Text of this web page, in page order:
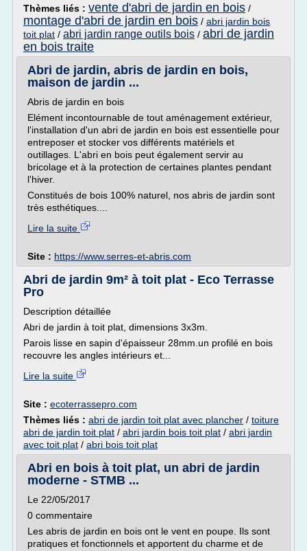
Thèmes liés : vente d'abri de jardin en bois /
montage d'abri de jardin en bois / abri jardin bois
toit plat / abri jardin range outils bois / abri de jardin
en bois traite
Abri de jardin, abris de jardin en bois,
maison de jardin ...
Abris de jardin en bois
Elément incontournable de tout aménagement extérieur,
l'installation d'un abri de jardin en bois est essentielle pour
entreposer et stocker vos différents matériels et
outillages. L'abri en bois peut également servir au
bricolage et à la protection de certaines plantes pendant
l'hiver.
Constitués de bois 100% naturel, nos abris de jardin sont
très esthétiques....
Lire la suite
Site : https://www.serres-et-abris.com
Abri de jardin 9m² à toit plat - Eco Terrasse
Pro
Description détaillée
Abri de jardin à toit plat, dimensions 3x3m.
Parois lisse en sapin d'épaisseur 28mm.un profilé en bois
recouvre les angles intérieurs et...
Lire la suite
Site : ecoterrassepro.com
Thèmes liés : abri de jardin toit plat avec plancher / toiture
abri de jardin toit plat / abri jardin bois toit plat / abri jardin
avec toit plat / abri bois toit plat
Abri en bois à toit plat, un abri de jardin
moderne - STMB ...
Le 22/05/2017
0 commentaire
Les abris de jardin en bois ont le vent en poupe. Ils sont
pratiques et fonctionnels et apportent du charme et de